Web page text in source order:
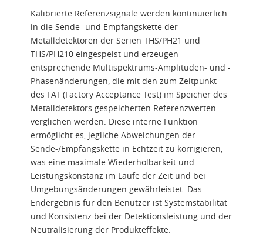
Kalibrierte Referenzsignale werden kontinuierlich
in die Sende- und Empfangskette der
Metalldetektoren der Serien THS/PH21 und
THS/PH210 eingespeist und erzeugen
entsprechende Multispektrums-Amplituden- und -
Phasenänderungen, die mit den zum Zeitpunkt
des FAT (Factory Acceptance Test) im Speicher des
Metalldetektors gespeicherten Referenzwerten
verglichen werden. Diese interne Funktion
ermöglicht es, jegliche Abweichungen der
Sende-/Empfangskette in Echtzeit zu korrigieren,
was eine maximale Wiederholbarkeit und
Leistungskonstanz im Laufe der Zeit und bei
Umgebungsänderungen gewährleistet. Das
Endergebnis für den Benutzer ist Systemstabilität
und Konsistenz bei der Detektionsleistung und der
Neutralisierung der Produkteffekte.